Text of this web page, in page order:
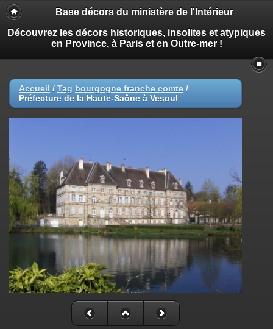
Base décors du ministère de l'Intérieur
Découvrez les décors historiques, insolites et atypiques
en Province, à Paris et en Outre-mer !
Accueil / Tag bourgogne franche comte /
Préfecture de la Haute-Saône à Vesoul